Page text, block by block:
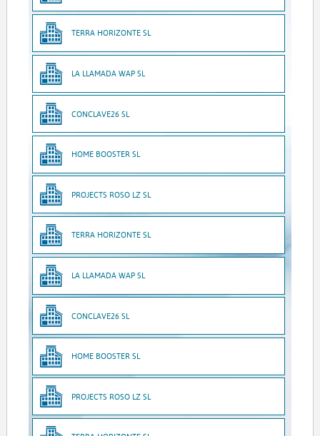
TERRA HORIZONTE SL
LA LLAMADA WAP SL
CONCLAVE26 SL
HOME BOOSTER SL
PROJECTS ROSO LZ SL
TERRA HORIZONTE SL
LA LLAMADA WAP SL
CONCLAVE26 SL
HOME BOOSTER SL
PROJECTS ROSO LZ SL